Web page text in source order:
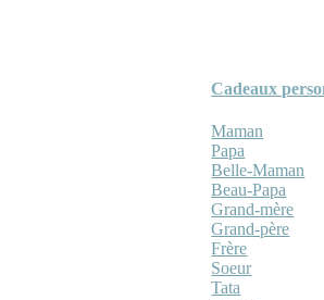
Cadeaux
Maman
Papa
Belle-Maman
Beau-Papa
Grand-mère
Grand-père
Frère
Soeur
Tata